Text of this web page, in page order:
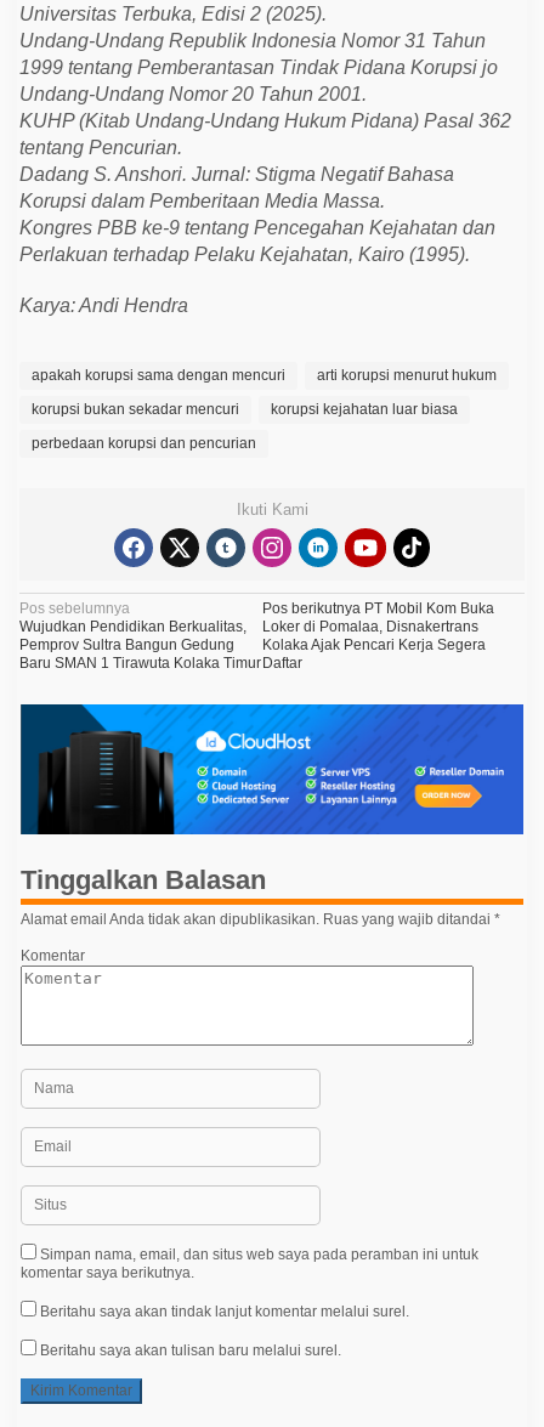
Universitas Terbuka, Edisi 2 (2025).
Undang-Undang Republik Indonesia Nomor 31 Tahun
1999 tentang Pemberantasan Tindak Pidana Korupsi jo
Undang-Undang Nomor 20 Tahun 2001.
KUHP (Kitab Undang-Undang Hukum Pidana) Pasal 362
tentang Pencurian.
Dadang S. Anshori. Jurnal: Stigma Negatif Bahasa
Korupsi dalam Pemberitaan Media Massa.
Kongres PBB ke-9 tentang Pencegahan Kejahatan dan
Perlakuan terhadap Pelaku Kejahatan, Kairo (1995).
Karya: Andi Hendra
apakah korupsi sama dengan mencuri
arti korupsi menurut hukum
korupsi bukan sekadar mencuri
korupsi kejahatan luar biasa
perbedaan korupsi dan pencurian
Ikuti Kami
N
a
v
i
i
p
o
s
Pos sebelumnya
Wujudkan Pendidikan Berkualitas,
Pemprov Sultra Bangun Gedung
Baru SMAN 1 Tirawuta Kolaka Timur
Pos berikutnyaPT Mobil Kom Buka
Loker di Pomalaa, Disnakertrans
Kolaka Ajak Pencari Kerja Segera
Daftar
Tinggalkan Balasan
Alamat email Anda tidak akan dipublikasikan. Ruas yang wajib ditandai *
Komentar
Simpan nama, email, dan situs web saya pada peramban ini untuk
komentar saya berikutnya.
Beritahu saya akan tindak lanjut komentar melalui surel.
Beritahu saya akan tulisan baru melalui surel.